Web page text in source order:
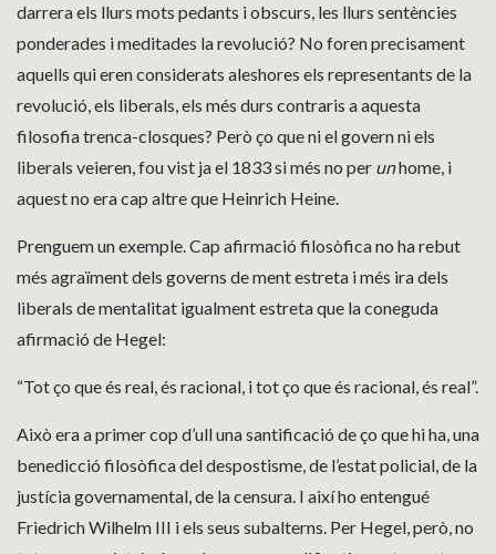
darrera els llurs mots pedants i obscurs, les llurs sentències
ponderades i meditades la revolució? No foren precisament
aquells qui eren considerats aleshores els representants de la
revolució, els liberals, els més durs contraris a aquesta
filosofia trenca-closques? Però ço que ni el govern ni els
liberals veieren, fou vist ja el 1833 si més no per unhome, i
aquest no era cap altre que Heinrich Heine.
Prenguem un exemple. Cap afirmació filosòfica no ha rebut
més agraïment dels governs de ment estreta i més ira dels
liberals de mentalitat igualment estreta que la coneguda
afirmació de Hegel:
“Tot ço que és real, és racional, i tot ço que és racional, és real”.
Això era a primer cop d’ull una santificació de ço que hi ha, una
benedicció filosòfica del despostisme, de l’estat policial, de la
justícia governamental, de la censura. I així ho entengué
Friedrich Wilhelm III i els seus subalterns. Per Hegel, però, no